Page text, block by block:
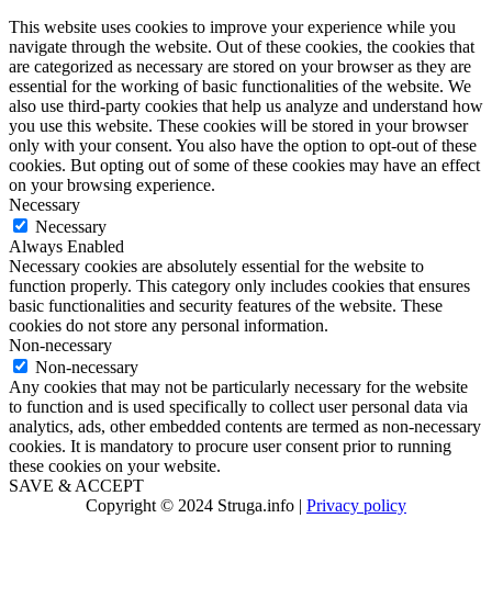
This website uses cookies to improve your experience while you
navigate through the website. Out of these cookies, the cookies that
are categorized as necessary are stored on your browser as they are
essential for the working of basic functionalities of the website. We
also use third-party cookies that help us analyze and understand how
you use this website. These cookies will be stored in your browser
only with your consent. You also have the option to opt-out of these
cookies. But opting out of some of these cookies may have an effect
on your browsing experience.
Necessary
Necessary
Always Enabled
Necessary cookies are absolutely essential for the website to
function properly. This category only includes cookies that ensures
basic functionalities and security features of the website. These
cookies do not store any personal information.
Non-necessary
Non-necessary
Any cookies that may not be particularly necessary for the website
to function and is used specifically to collect user personal data via
analytics, ads, other embedded contents are termed as non-necessary
cookies. It is mandatory to procure user consent prior to running
these cookies on your website.
SAVE & ACCEPT
Copyright © 2024 Struga.info | Privacy policy